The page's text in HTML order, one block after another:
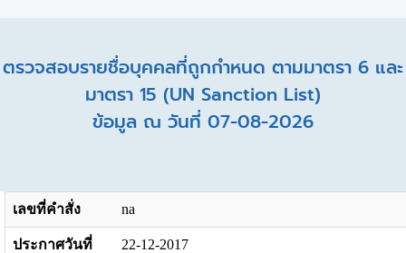
ตรวจสอบรายชื่อบุคคลที่ถูกกำหนด ตามมาตรา 6 และ
มาตรา 15 (UN Sanction List)
ข้อมูล ณ วันที่ 07-08-2026
เลขที่คำสั่ง na
ประกาศวันที่ 22-12-2017